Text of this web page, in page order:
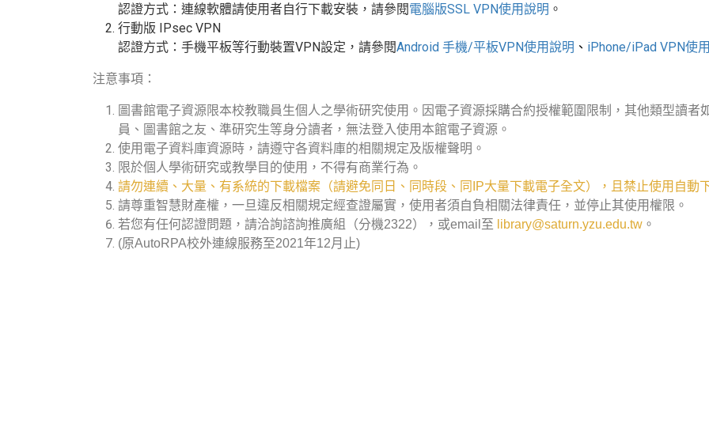
認證方式：連線軟體請使用者自行下載安裝，請參閱電腦版SSL VPN使用說明 。
行動版 IPsec VPN
認證方式：手機平板等行動裝置VPN設定 ，請參閱Android 手機/平板VPN使用說明 、 iPhone/iPad VPN使
注意事項：
圖書館電子資源限本校教職員生個人之學術研究使用。因電子資源採購合約授權範圍限制，其他類型讀者
員、圖書館之友、準研究生等身分讀者，無法登入使用本館電子資源。
使用電子資料庫資源時，請遵守各資料庫的相關規定及版權聲明。
限於個人學術研究或教學目的使用，不得有商業行為。
請勿連續、大量、有系統的下載檔案（請避免同日、同時段、同IP大量下載電子全文），且禁止使用自動
請尊重智慧財產權，一旦違反相關規定經查證屬實，使用者須自負相關法律責任，並停止其使用權限。
若您有任何認證問題，請洽詢諮詢推廣組（分機2322），或email至 library@saturn.yzu.edu.tw 。
(原AutoRPA校外連線服務至2021年12月止)